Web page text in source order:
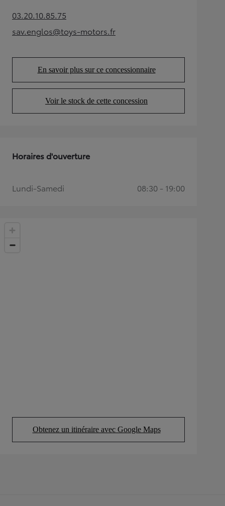
03.20.10.85.75(Opens in new tab)
sav.englos@toys-motors.fr
(Opens in new tab)
En savoir plus sur ce concessionnaire
(Opens in new tab)
Voir le stock de cette concession
(Opens in new tab)
Obtenez un itinéraire avec Google Maps
(Opens in new tab)
Horaires d'ouverture
Lundi-Samedi 08:30 - 19:00